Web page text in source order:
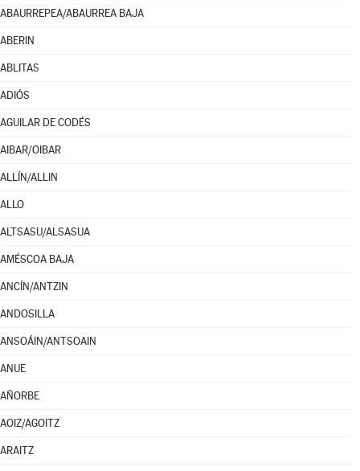
ABAURREPEA/ABAURREA BAJA
ABERIN
ABLITAS
ADIÓS
AGUILAR DE CODÉS
AIBAR/OIBAR
ALLÍN/ALLIN
ALLO
ALTSASU/ALSASUA
AMÉSCOA BAJA
ANCÍN/ANTZIN
ANDOSILLA
ANSOÁIN/ANTSOAIN
ANUE
AÑORBE
AOIZ/AGOITZ
ARAITZ